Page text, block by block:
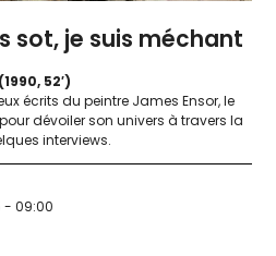
sot, je suis méchant
(1990, 52′)
écrits du peintre James Ensor, le
dévoi­ler son uni­vers à tra­vers la
interviews.
- 09:00